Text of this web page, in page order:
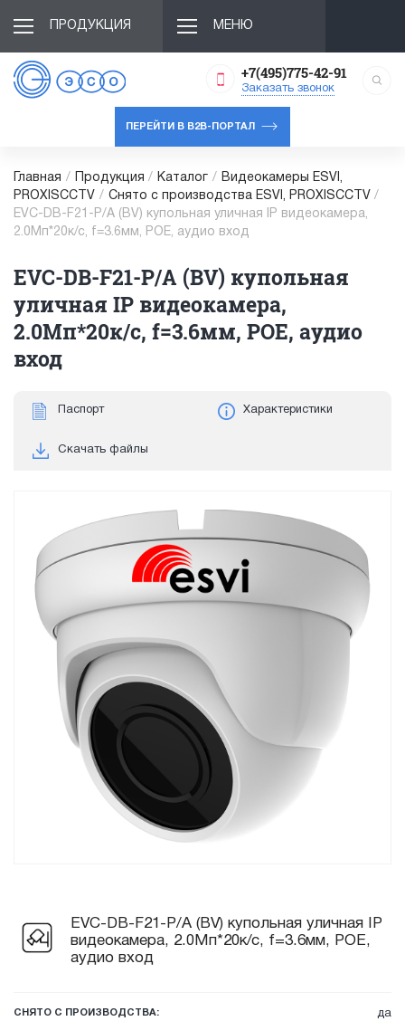
ПРОДУКЦИЯ МЕНЮ
+7(495)775-42-91
Заказать звонок
ПЕРЕЙТИ В B2B-ПОРТАЛ
Главная / Продукция / Каталог /
Видеокамеры ESVI,
PROXISCCTV / Снято с производства ESVI, PROXISCCTV /
EVC-DB-F21-P/A (BV) купольная уличная IP видеокамера,
2.0Мп*20к/с, f=3.6мм, POE, аудио вход
EVC-DB-F21-P/A (BV) купольная
уличная IP видеокамера,
2.0Мп*20к/с, f=3.6мм, POE, аудио
вход
Паспорт Характеристики
Скачать файлы
EVC-DB-F21-P/A (BV) купольная уличная IP
видеокамера, 2.0Мп*20к/с, f=3.6мм, POE,
аудио вход
СНЯТО С ПРОИЗВОДСТВА: да